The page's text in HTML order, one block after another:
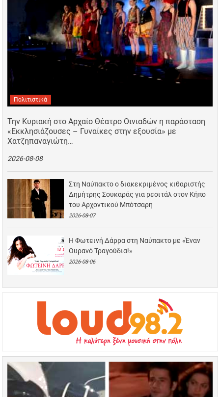
Πολιτιστικά
Την Κυριακή στο Αρχαίο Θέατρο Οινιαδών η παράσταση
«Εκκλησιάζουσες – Γυναίκες στην εξουσία» με
Χατζηπαναγιώτη…
2026-08-08
Στη Ναύπακτο ο διακεκριμένος κιθαριστής
Δημήτρης Σουκαράς για ρεσιτάλ στον Κήπο
του Αρχοντικού Μπότσαρη
2026-08-07
Η Φωτεινή Δάρρα στη Ναύπακτο με «Έναν
Ουρανό Τραγούδια!»
2026-08-06